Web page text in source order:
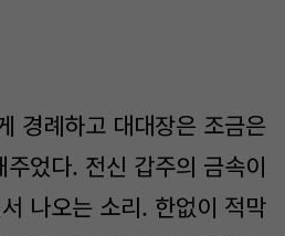
경례하고 대대장은 조금은
었다. 전신 갑주의 금속이
나오는 소리. 한없이 적막